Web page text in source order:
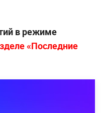
в режиме
«Последние